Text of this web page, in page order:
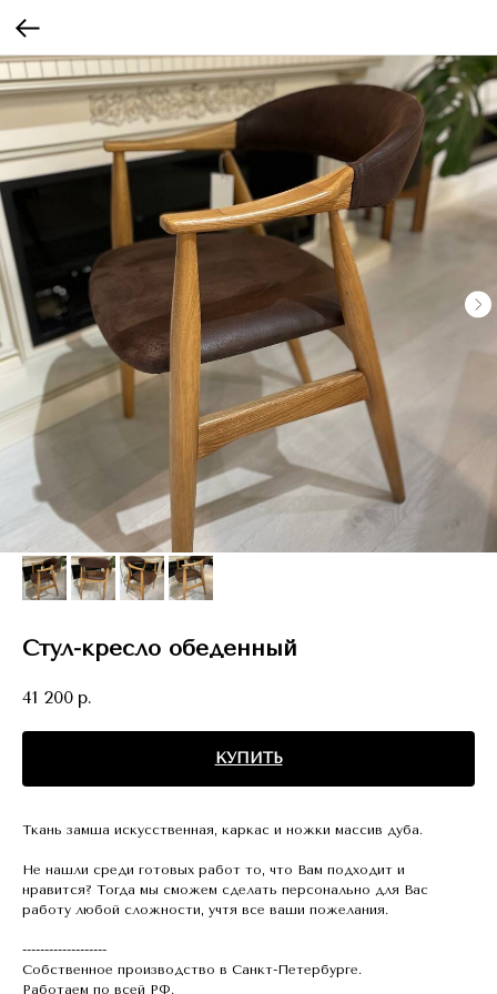
Стул-кресло обеденный
41 200 р.
КУПИТЬ
Ткань замша искусственная, каркас и ножки массив дуба.
Не нашли среди готовых работ то, что Вам подходит и
нравится? Тогда мы сможем сделать персонально для Вас
работу любой сложности, учтя все ваши пожелания.
-------------------
Собственное производство в Санкт-Петербурге.
Работаем по всей РФ.